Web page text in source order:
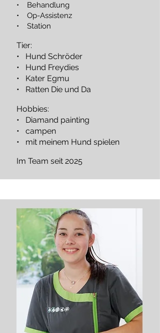
• Behandlung
• Op-Assistenz
• Station
Tier:
• Hund Schröder
• Hund Freydies
• Kater Egmu
• Ratten Die und Da
Hobbies:
• Diamand painting
• campen
• mit meinem Hund spielen
Im Team seit 2025